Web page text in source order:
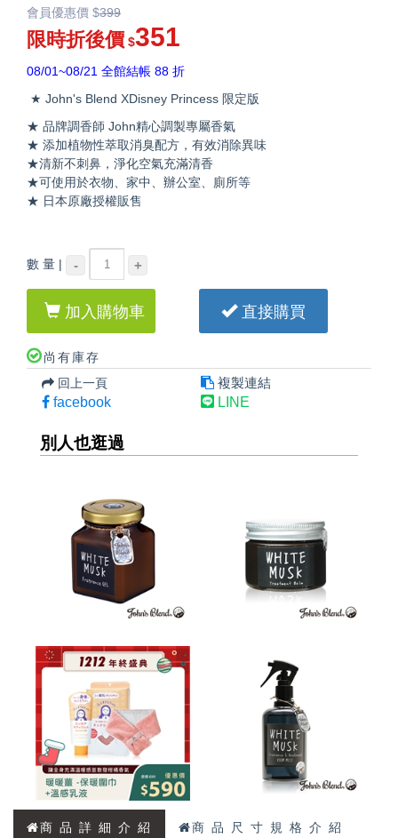
會員優惠價 $399
限時折後價 $351
08/01~08/21 全館結帳 88 折
★ John's Blend XDisney Princess 限定版
★ 品牌調香師 John精心調製專屬香氣
★ 添加植物性萃取消臭配方，有效消除異味
★清新不刺鼻，淨化空氣充滿清香
★可使用於衣物、家中、辦公室、廁所等
★ 日本原廠授權販售
數 量 | - +
加入購物車 直接購買
尚有庫存
回上一頁
複製連結
facebook
LINE
別人也逛過
商 品 詳 細 介 紹 商 品 尺 寸 規 格 介 紹